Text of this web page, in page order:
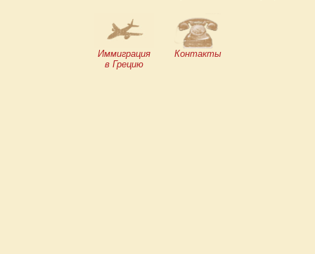
Иммиграция
в Грецию
Контакты